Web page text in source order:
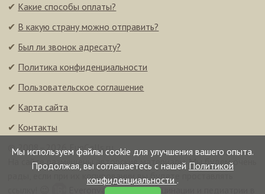
Мы используем файлы cookie для улучшения вашего опыта.
Продолжая, вы соглашаетесь с нашей Политикой
конфиденциальности .
✔ Какие способы оплаты?
✔ В какую страну можно отправить?
✔ Был ли звонок адресату?
✔ Политика конфиденциальности
✔ Пользовательское соглашение
✔ Карта сайта
✔ Контакты
© 2008–2026 FunCalls.ru
На сайте размещены авторские материалы. Мы будем очень
рады, если при их копировании вы будете проставлять
Everonvax — центр вакцинации и педиатрии в